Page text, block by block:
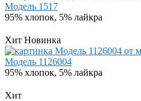
Модель 1517
95% хлопок, 5% лайкра
Хит Новинка
Модель 1126004
95% хлопок, 5% лайкра
Хит